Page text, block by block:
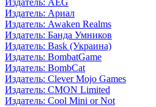
Издатель: AEG
Издатель: Ариал
Издатель: Awaken Realms
Издатель: Банда Умников
Издатель: Bask (Украина)
Издатель: BombatGame
Издатель: BombCat
Издатель: Clever Mojo Games
Издатель: CMON Limited
Издатель: Cool Mini or Not